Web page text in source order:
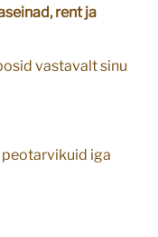
rent ja
vastavalt sinu
peotarvikuid iga